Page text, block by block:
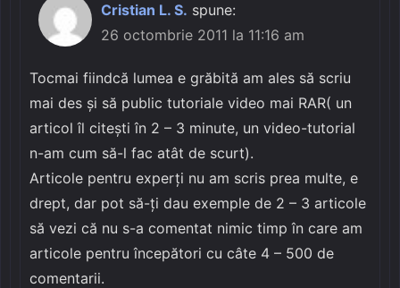
Cristian L. S. spune:
26 octombrie 2011 la 11:16 am
Tocmai fiindcă lumea e grăbită am ales să scriu
mai des și să public tutoriale video mai RAR( un
articol îl citești în 2 – 3 minute, un video-tutorial
n-am cum să-l fac atât de scurt).
Articole pentru experți nu am scris prea multe, e
drept, dar pot să-ți dau exemple de 2 – 3 articole
să vezi că nu s-a comentat nimic timp în care am
articole pentru începători cu câte 4 – 500 de
comentarii.